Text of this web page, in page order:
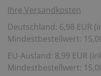
Ihre Versandkosten
Deutschland: 6,98 EUR
Mindestbestellwert:
EU-Ausland: 8,99 EUR
Mindestbestellwert: